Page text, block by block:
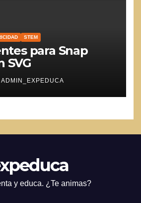
STEM
para Snap
SVG
ADMIN_EXPEDUCA
y educa. ¿Te animas?